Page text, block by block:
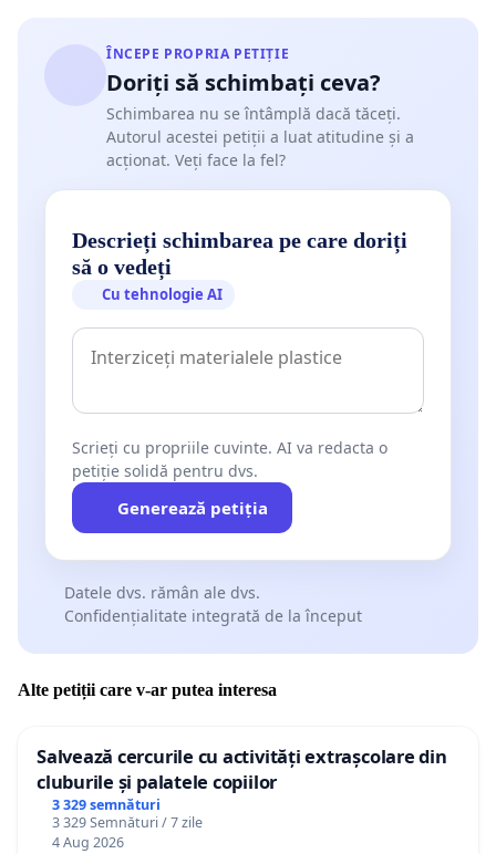
ÎNCEPE PROPRIA PETIȚIE
Doriți să schimbați ceva?
Schimbarea nu se întâmplă dacă tăceți.
Autorul acestei petiții a luat atitudine și a
acționat. Veți face la fel?
Descrieți schimbarea pe care doriți
să o vedeți
Cu tehnologie AI
Scrieți cu propriile cuvinte. AI va redacta o
petiție solidă pentru dvs.
Generează petiția
Datele dvs. rămân ale dvs.
Confidențialitate integrată de la început
Alte petiții care v-ar putea interesa
Salvează cercurile cu activități extrașcolare din
cluburile și palatele copiilor
3 329 semnături
3 329 Semnături / 7 zile
4 Aug 2026